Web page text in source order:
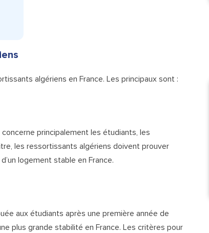
algériens en France. Les principaux sont :
principalement les étudiants, les
les ressortissants algériens doivent prouver
logement stable en France.
aux étudiants après une première année de
plus grande stabilité en France. Les critères pour